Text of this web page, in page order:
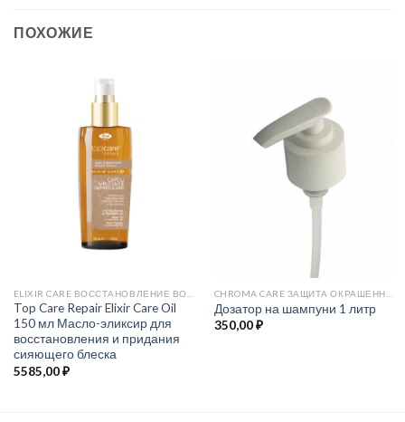
ПОХОЖИЕ
Top Care Repair Elixir Care Oil
150 мл Масло-эликсир для
восстановления и придания
сияющего блеска
5585,00₽
Дозатор на шампуни 1 литр
350,00₽